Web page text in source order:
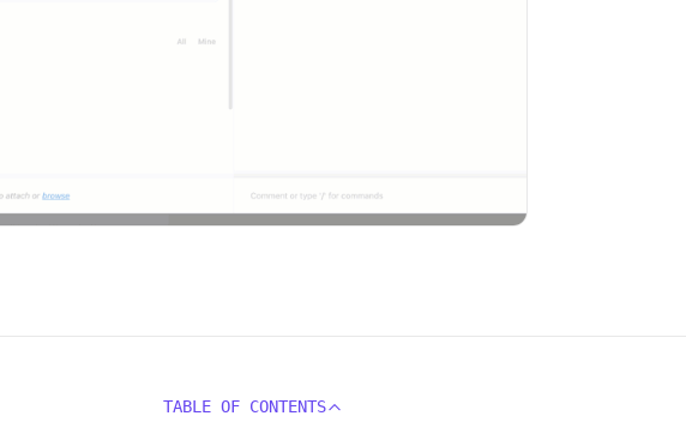
TABLE OF CONTENTS